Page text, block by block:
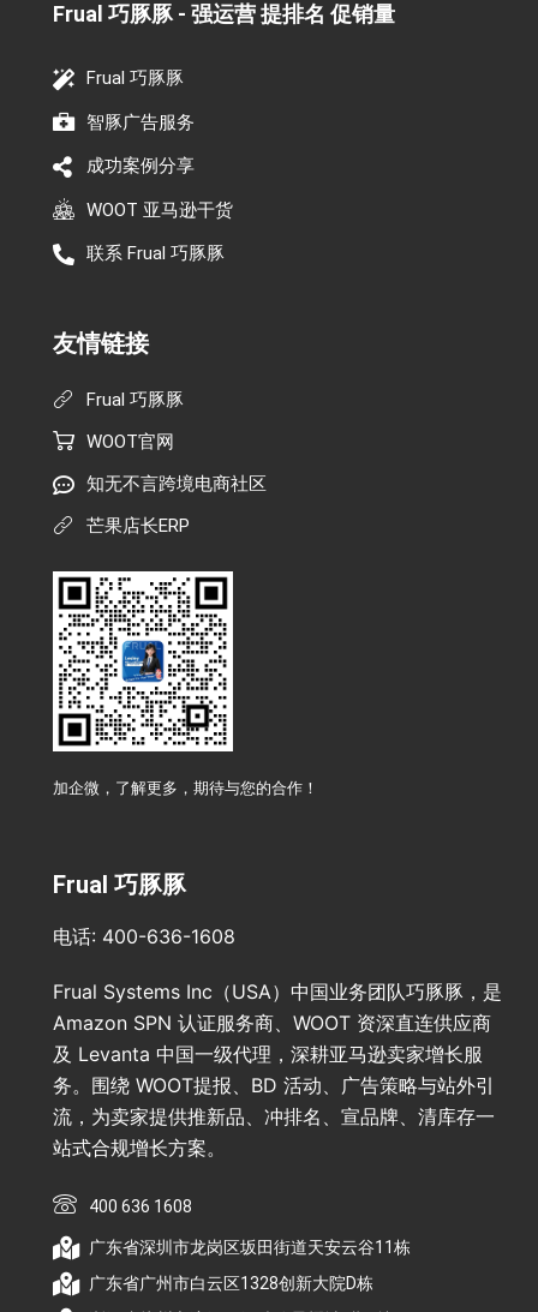
Frual 巧豚豚 - 强运营 提排名 促销量​
Frual 巧豚豚
智豚广告服务
成功案例分享
WOOT 亚马逊干货
联系 Frual 巧豚豚
友情链接
Frual 巧豚豚
WOOT官网
知无不言跨境电商社区
芒果店长ERP
加企微，了解更多，期待与您的合作！
Frual 巧豚豚
电话: 400-636-1608
Frual Systems Inc（USA）中国业务团队巧豚豚，是
Amazon SPN 认证服务商、WOOT 资深直连供应商
及 Levanta 中国一级代理，深耕亚马逊卖家增长服
务。围绕 WOOT提报、BD 活动、广告策略与站外引
流，为卖家提供推新品、冲排名、宣品牌、清库存一
站式合规增长方案。
400 636 1608
广东省深圳市龙岗区坂田街道天安云谷11栋
广东省广州市白云区1328创新大院D栋